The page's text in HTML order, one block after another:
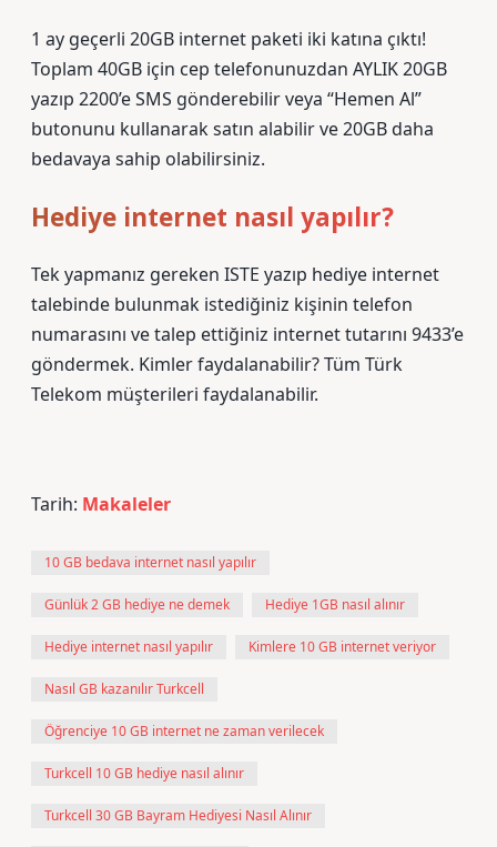
1 ay geçerli 20GB internet paketi iki katına çıktı!
Toplam 40GB için cep telefonunuzdan AYLIK 20GB
yazıp 2200’e SMS gönderebilir veya “Hemen Al”
butonunu kullanarak satın alabilir ve 20GB daha
bedavaya sahip olabilirsiniz.
Hediye internet nasıl yapılır?
Tek yapmanız gereken ISTE yazıp hediye internet
talebinde bulunmak istediğiniz kişinin telefon
numarasını ve talep ettiğiniz internet tutarını 9433’e
göndermek. Kimler faydalanabilir? Tüm Türk
Telekom müşterileri faydalanabilir.
Tarih: Makaleler
10 GB bedava internet nasıl yapılır
Günlük 2 GB hediye ne demek Hediye 1GB nasıl alınır
Hediye internet nasıl yapılır Kimlere 10 GB internet veriyor
Nasıl GB kazanılır Turkcell
Öğrenciye 10 GB internet ne zaman verilecek
Turkcell 10 GB hediye nasıl alınır
Turkcell 30 GB Bayram Hediyesi Nasıl Alınır